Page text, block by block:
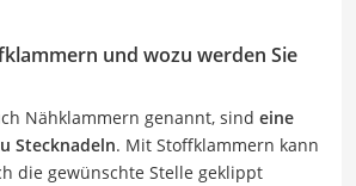
und wozu werden Sie
Nähklammern genannt, sind eine
Stecknadeln. Mit Stoffklammern kann
die gewünschte Stelle geklippt